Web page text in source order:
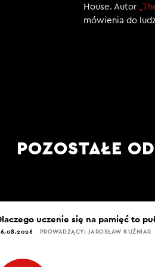
House. Autor
mówienia do
POZOSTAŁE
uczenie się na pamięć to
PROWADZĄCY: JAROSŁAW KUŹNIAR